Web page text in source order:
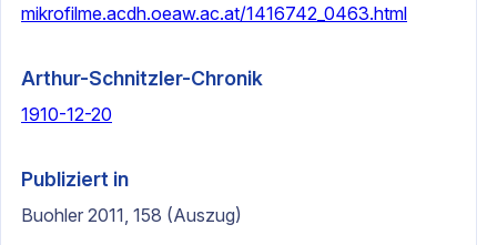
mikrofilme.acdh.oeaw.ac.at/1416742_0463.html
Arthur-Schnitzler-Chronik
1910-12-20
Publiziert in
Buohler 2011, 158 (Auszug)